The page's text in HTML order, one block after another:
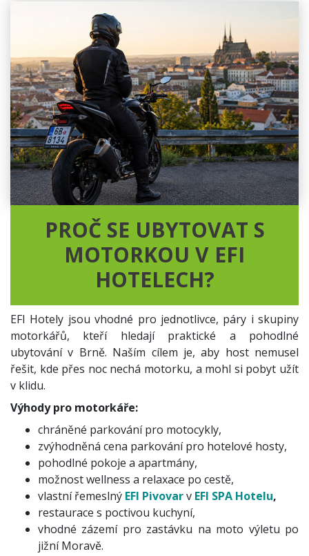
PROČ SE UBYTOVAT S
MOTORKOU V EFI
HOTELECH?
EFI Hotely jsou vhodné pro jednotlivce, páry i skupiny
motorkářů, kteří hledají praktické a pohodlné
ubytování v Brně. Naším cílem je, aby host nemusel
řešit, kde přes noc nechá motorku, a mohl si pobyt užít
v klidu.
Výhody pro motorkáře:
chráněné parkování pro motocykly,
zvýhodněná cena parkování pro hotelové hosty,
pohodlné pokoje a apartmány,
možnost wellness a relaxace po cestě,
vlastní řemeslný EFI Pivovarv EFI SPA Hotelu,
restaurace s poctivou kuchyní,
vhodné zázemí pro zastávku na moto výletu po
jižní Moravě.